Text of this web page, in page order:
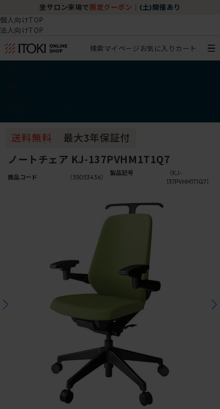
坐サロン来場で 限定クーポン (土)開催あり
個人向けTOP
法人向けTOP
検索マイページ お気に入り カート
ノートチェア KJ-137PVHM1T1Q7
商品コード （35053436）
製品記号
（KJ-
137PVHM1T1Q7）